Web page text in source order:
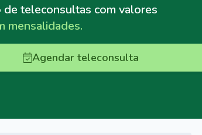
teleconsultas com valores
mensalidades.
Agendar teleconsulta